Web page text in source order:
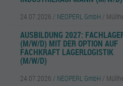
24.07.2026 / NEOPERL GmbH /
AUSBILDUNG 2027:
(M/W/D) MIT DER OPTION AUF
FACHKRAFT LAGERLOGISTIK
(M/W/D)
24.07.2026 / NEOPERL GmbH /